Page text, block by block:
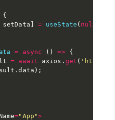
{
setData ] = useState ( null
= async ( ) =>
{
= await axios . get ( 'http://
.data ) ;
="App">